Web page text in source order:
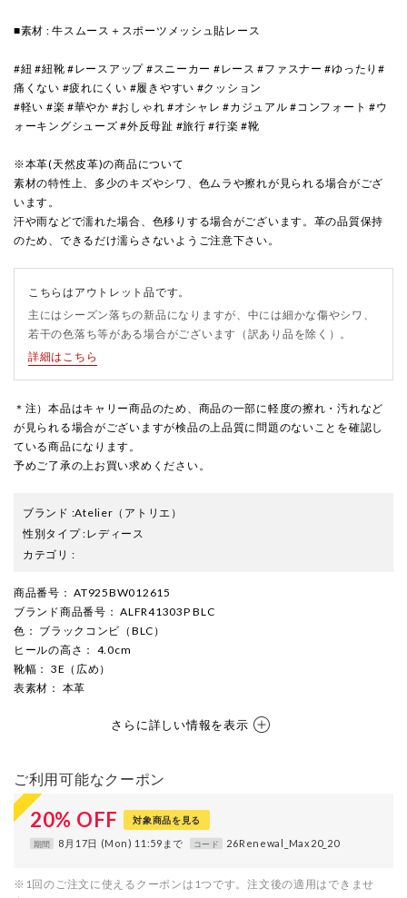
■素材 : 牛スムース＋スポーツメッシュ貼レース
#紐 #紐靴 #レースアップ #スニーカー #レース #ファスナー #ゆったり#
痛くない #疲れにくい #履きやすい #クッション
#軽い #楽 #華やか #おしゃれ #オシャレ #カジュアル #コンフォート #ウ
ォーキングシューズ #外反母趾 #旅行 #行楽 #靴
※本革(天然皮革)の商品について
素材の特性上、多少のキズやシワ、色ムラや擦れが見られる場合がござ
います。
汗や雨などで濡れた場合、色移りする場合がございます。革の品質保持
のため、できるだけ濡らさないようご注意下さい。
こちらはアウトレット品です。
主にはシーズン落ちの新品になりますが、中には細かな傷やシワ、
若干の色落ち等がある場合がございます（訳あり品を除く）。
詳細はこちら
＊注）本品はキャリー商品のため、商品の一部に軽度の擦れ・汚れなど
が見られる場合がございますが検品の上品質に問題のないことを確認し
ている商品になります。
予めご了承の上お買い求めください。
ブランド :Atelier （アトリエ）
性別タイプ:レディース
カテゴリ :
商品番号 ： AT925BW012615
ブランド商品番号 ： ALFR41303P BLC
色 ： ブラックコンビ（BLC）
ヒールの高さ ： 4.0cm
靴幅 ： 3E（広め）
表素材 ： 本革
さらに詳しい情報を表示
ご利用可能なクーポン
20% OFF 対象商品を見る
期間 8月17日 (Mon) 11:59まで コード 26Renewal_Max20_20
※1回のご注文に使えるクーポンは1つです。注文後の適用はできませ